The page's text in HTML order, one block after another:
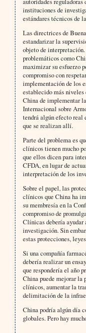
instituciones de
estándares técnicos de
Las directrices de
estandarizar la
objeto de
problemáticos como
maximizar su esfuerzo
compromiso con
implementación de los
establecido más niveles
China de implementar
Internacional sobre
tendrá algún efecto real
que se realizan allí.
Parte del problema es
clínicos tienen mucho
que ellos dicen para
CFDA, en lugar de
interpretación de los
Sobre el papel, las
clínicos que China ha
su membresía en la
compromiso de
Clínicas debería ayudar
investigación. Sin
estas protecciones,
Si una compañía
debería realizar un
que respondería el año
China puede mejorar la
clínicos, aumentar la
delimitación de la
China podría algún día
globales. Pero hay